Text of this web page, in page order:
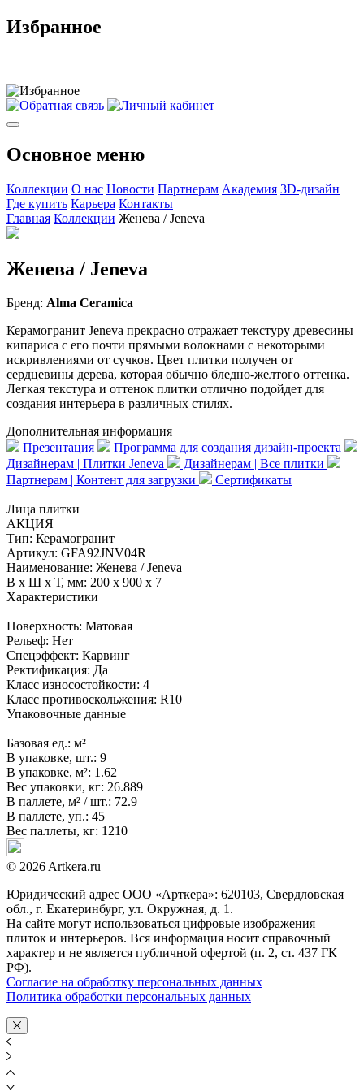
Избранное
Основное меню
Коллекции О нас Новости Партнерам Академия 3D-дизайн
Где купить Карьера Контакты
Главная Коллекции Женева / Jeneva
Женева / Jeneva
Бренд: Alma Ceramica
Керамогранит Jeneva прекрасно отражает текстуру древесины
кипариса с его почти прямыми волокнами с некоторыми
искривлениями от сучков. Цвет плитки получен от
сердцевины дерева, которая обычно бледно-желтого оттенка.
Легкая текстура и оттенок плитки отлично подойдет для
создания интерьера в различных стилях.
Дополнительная информация
Презентация
Программа для создания дизайн-проекта
Дизайнерам | Плитки Jeneva
Дизайнерам | Все плитки
Партнерам | Контент для загрузки
Сертификаты
Лица плитки
АКЦИЯ
Тип: Керамогранит
Артикул: GFA92JNV04R
Наименование: Женева / Jeneva
В x Ш x Т, мм: 200 x 900 x 7
Характеристики
Поверхность: Матовая
Рельеф: Нет
Спецэффект: Карвинг
Ректификация: Да
Класс износостойкости: 4
Класс противоскольжения: R10
Упаковочные данные
Базовая ед.: м²
В упаковке, шт.: 9
В упаковке, м²: 1.62
Вес упаковки, кг: 26.889
В паллете, м² / шт.: 72.9
В паллете, уп.: 45
Вес паллеты, кг: 1210
© 2026 Artkera.ru
Юридический адрес ООО «Арткера»: 620103, Свердловская
обл., г. Екатеринбург, ул. Окружная, д. 1.
На сайте могут использоваться цифровые изображения
плиток и интерьеров. Вся информация носит справочный
характер и не является публичной офертой (п. 2, ст. 437 ГК
РФ).
Согласие на обработку персональных данных
Политика обработки персональных данных